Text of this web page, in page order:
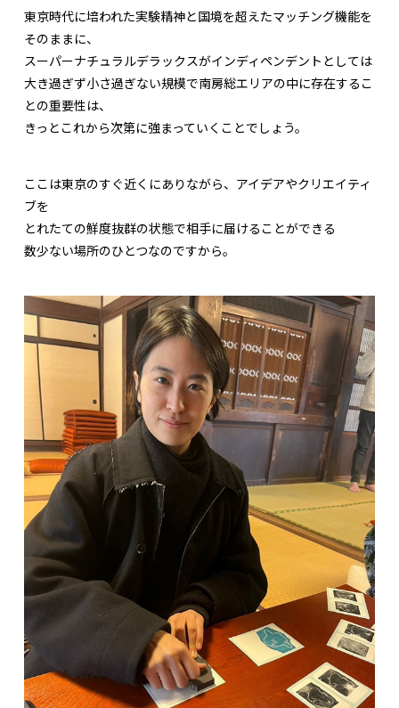
東京時代に培われた実験精神と国境を超えたマッチング機能を
そのままに、
スーパーナチュラルデラックスがインディペンデントとしては
大き過ぎず小さ過ぎない規模で南房総エリアの中に存在するこ
との重要性は、
きっとこれから次第に強まっていくことでしょう。
ここは東京のすぐ近くにありながら、アイデアやクリエイティ
ブを
とれたての鮮度抜群の状態で相手に届けることができる
数少ない場所のひとつなのですから。